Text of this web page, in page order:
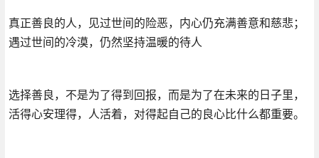
真正善良的人，见过世间的险恶，内心仍充满善意和慈悲；
遇过世间的冷漠，仍然坚持温暖的待人
选择善良，不是为了得到回报，而是为了在未来的日子里，
活得心安理得，人活着，对得起自己的良心比什么都重要。